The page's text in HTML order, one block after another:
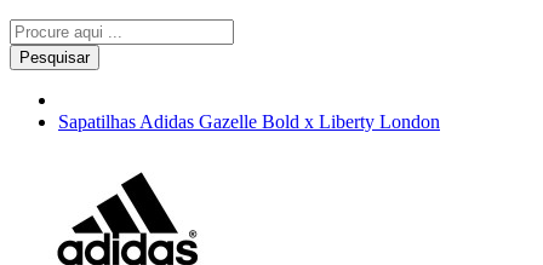
Pesquisar
Sapatilhas Adidas Gazelle Bold x Liberty London